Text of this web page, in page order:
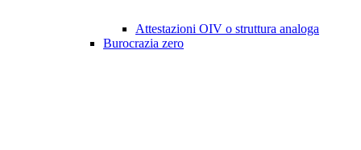
Attestazioni OIV o struttura analoga
Burocrazia zero